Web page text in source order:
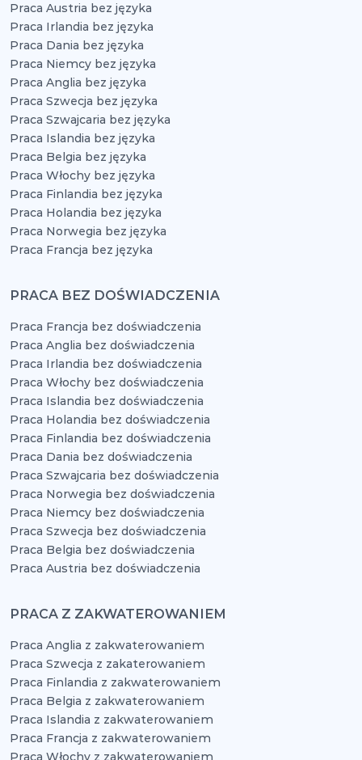
Praca Austria bez języka
Praca Irlandia bez języka
Praca Dania bez języka
Praca Niemcy bez języka
Praca Anglia bez języka
Praca Szwecja bez języka
Praca Szwajcaria bez języka
Praca Islandia bez języka
Praca Belgia bez języka
Praca Włochy bez języka
Praca Finlandia bez języka
Praca Holandia bez języka
Praca Norwegia bez języka
Praca Francja bez języka
PRACA BEZ DOŚWIADCZENIA
Praca Francja bez doświadczenia
Praca Anglia bez doświadczenia
Praca Irlandia bez doświadczenia
Praca Włochy bez doświadczenia
Praca Islandia bez doświadczenia
Praca Holandia bez doświadczenia
Praca Finlandia bez doświadczenia
Praca Dania bez doświadczenia
Praca Szwajcaria bez doświadczenia
Praca Norwegia bez doświadczenia
Praca Niemcy bez doświadczenia
Praca Szwecja bez doświadczenia
Praca Belgia bez doświadczenia
Praca Austria bez doświadczenia
PRACA Z ZAKWATEROWANIEM
Praca Anglia z zakwaterowaniem
Praca Szwecja z zakaterowaniem
Praca Finlandia z zakwaterowaniem
Praca Belgia z zakwaterowaniem
Praca Islandia z zakwaterowaniem
Praca Francja z zakwaterowaniem
Praca Włochy z zakwaterowaniem